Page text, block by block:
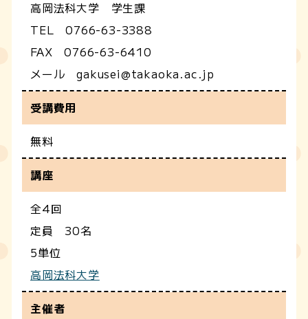
高岡法科大学 学生課
TEL 0766-63-3388
FAX 0766-63-6410
メール gakusei@takaoka.ac.jp
受講費用
無料
講座
全4回
定員 30名
5単位
高岡法科大学
主催者